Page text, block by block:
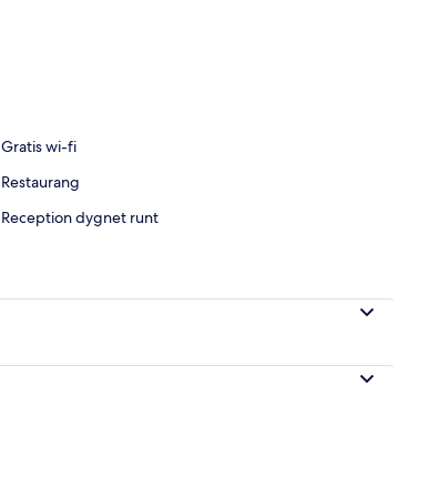
Gratis wi-fi
Restaurang
Reception dygnet runt